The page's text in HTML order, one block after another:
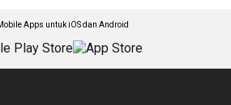
Apps untuk iOS dan Android